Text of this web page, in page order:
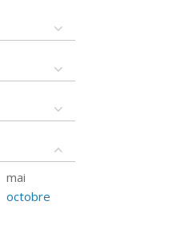
mai
octobre